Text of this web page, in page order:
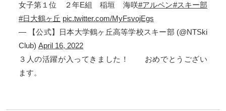
女子第１位 ２年E組 稲垣 海咲#アルペン#スキー部
#日大鶴ヶ丘 pic.twitter.com/MyFsvojEgs
— 【公式】日本大学鶴ヶ丘高等学校スキー部 (@NTSki
Club) April 16, 2022
３人の活躍が入ってきました！ おめでとうござい
ます。